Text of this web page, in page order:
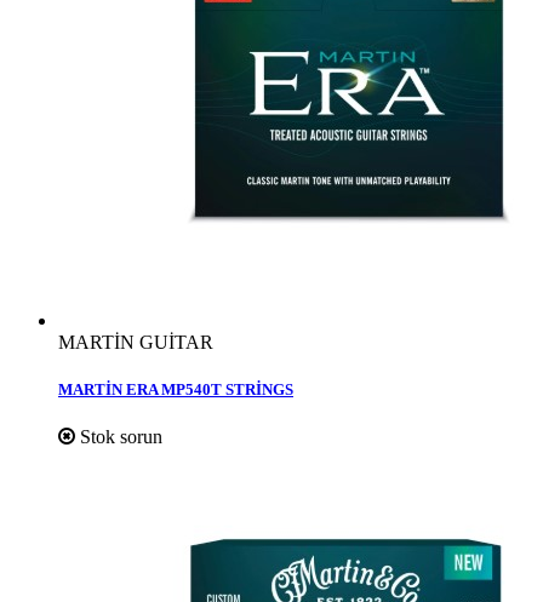
MARTİN GUİTAR
MARTİN ERA MP540T STRİNGS
Stok sorun